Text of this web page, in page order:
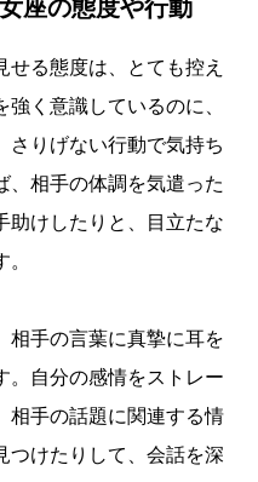
座の態度や行動
る態度は、とても控え
く意識しているのに、
さりげない行動で気持ち
、相手の体調を気遣った
助けしたりと、目立たな
相手の言葉に真摯に耳を
。自分の感情をストレー
相手の話題に関連する情
つけたりして、会話を深